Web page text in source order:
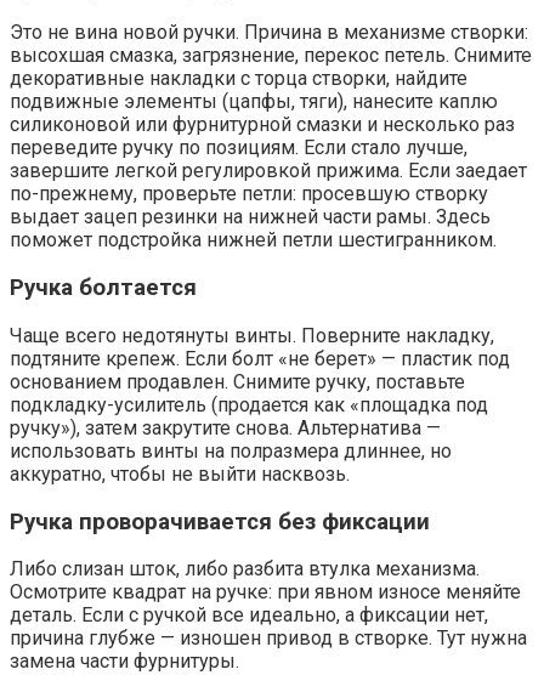
Это не вина новой ручки. Причина в механизме створки:
высохшая смазка, загрязнение, перекос петель. Снимите
декоративные накладки с торца створки, найдите
подвижные элементы (цапфы, тяги), нанесите каплю
силиконовой или фурнитурной смазки и несколько раз
переведите ручку по позициям. Если стало лучше,
завершите легкой регулировкой прижима. Если заедает
по-прежнему, проверьте петли: просевшую створку
выдает зацеп резинки на нижней части рамы. Здесь
поможет подстройка нижней петли шестигранником.
Ручка болтается
Чаще всего недотянуты винты. Поверните накладку,
подтяните крепеж. Если болт «не берет» — пластик под
основанием продавлен. Снимите ручку, поставьте
подкладку-усилитель (продается как «площадка под
ручку»), затем закрутите снова. Альтернатива —
использовать винты на полразмера длиннее, но
аккуратно, чтобы не выйти насквозь.
Ручка проворачивается без фиксации
Либо слизан шток, либо разбита втулка механизма.
Осмотрите квадрат на ручке: при явном износе меняйте
деталь. Если с ручкой все идеально, а фиксации нет,
причина глубже — изношен привод в створке. Тут нужна
замена части фурнитуры.